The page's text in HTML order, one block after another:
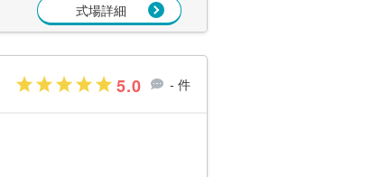
式場詳細
5.0 - 件